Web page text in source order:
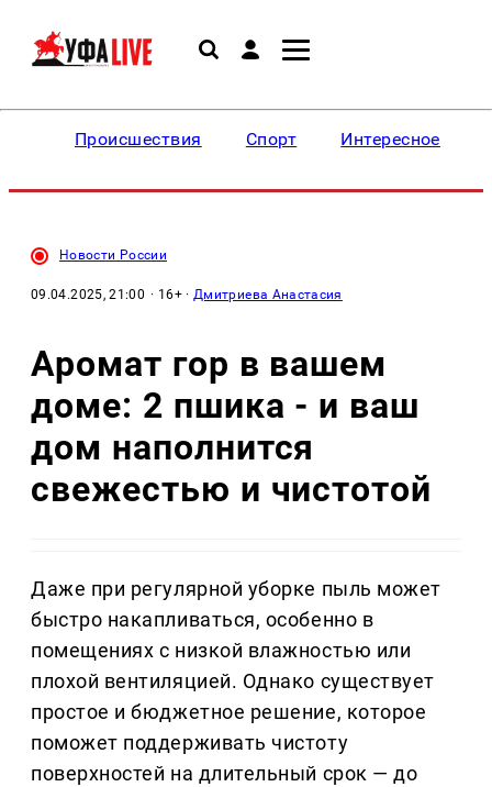
Происшествия Спорт Интересное
Новости России
09.04.2025, 21:00 · 16+ ·Дмитриева Анастасия
Аромат гор в вашем
доме: 2 пшика - и ваш
дом наполнится
свежестью и чистотой
Даже при регулярной уборке пыль может
быстро накапливаться, особенно в
помещениях с низкой влажностью или
плохой вентиляцией. Однако существует
простое и бюджетное решение, которое
поможет поддерживать чистоту
поверхностей на длительный срок — до